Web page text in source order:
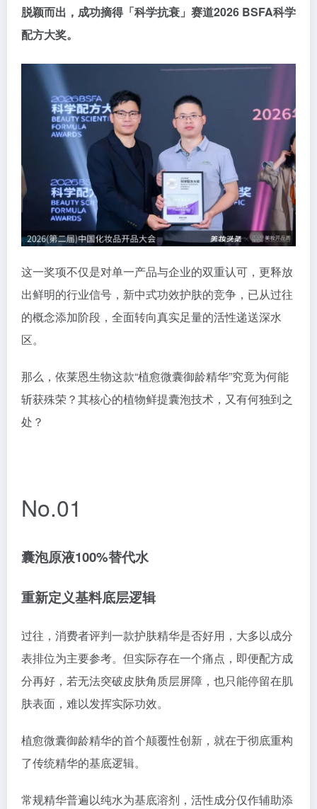
脱颖而出，成功摘得「科学抗衰」赛道2026 BSFA科学
配方大奖。
这一奖项不仅是对单一产品与企业的双重认可，更释放
出鲜明的行业信号，新中式功效护肤的竞争，已从过往
的概念添加阶段，全面转向真实足量的活性递送深水
区。
那么，依莱恩生物这款“植愈微囊御龄精华”究竟为何能
斩获殊荣？其核心的植物鲜提囊泡技术，又有何独到之
处？
No.01
囊泡原液100%替代水
重新定义基料底层逻辑
过往，消费者评判一款护肤精华是否好用，大多以成分
表排位为主要参考。但实际存在一个痛点，即便配方成
分再好，若无法突破皮肤角质层屏障，也只能停留在肌
肤表面，难以发挥实际功效。
植愈微囊御龄精华的首个颠覆性创新，就在于彻底重构
了传统精华的基底逻辑。
常规精华普遍以纯水为基底溶剂，活性成分仅作辅助添